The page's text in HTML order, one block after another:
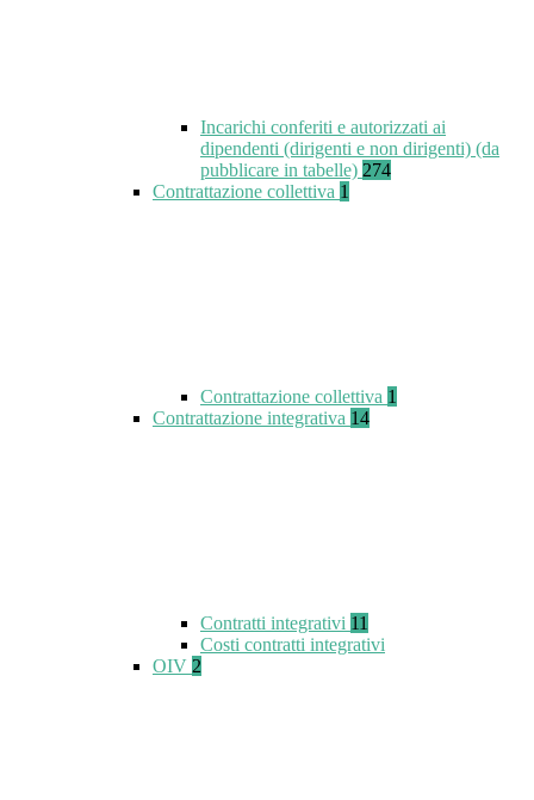
Incarichi conferiti e autorizzati ai
dipendenti (dirigenti e non dirigenti) (da
pubblicare in tabelle) 274
Contrattazione collettiva 1
Contrattazione collettiva 1
Contrattazione integrativa 14
Contratti integrativi 11
Costi contratti integrativi
OIV 2